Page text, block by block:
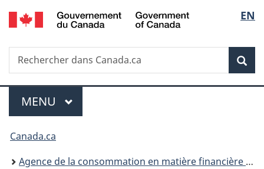
Passer
au
principal
Passer
à
Au
du
Passer
à
version
simplifiée
de
la
EN
Recherche
Rechercher
dans
Menu
MENU PRINCIPAL
Vous
êtes
Canada.ca
Agence de la consommation en matière financière du Canada